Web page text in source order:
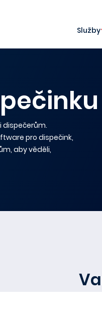
Služby
dispečerům.
pro dispečink,
aby věděli,